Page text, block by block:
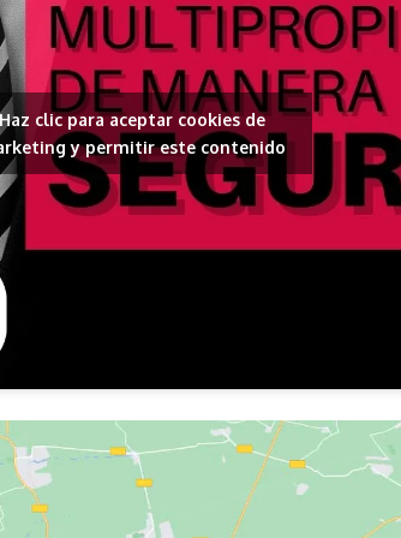
Haz clic para aceptar cookies de
y permitir este contenido